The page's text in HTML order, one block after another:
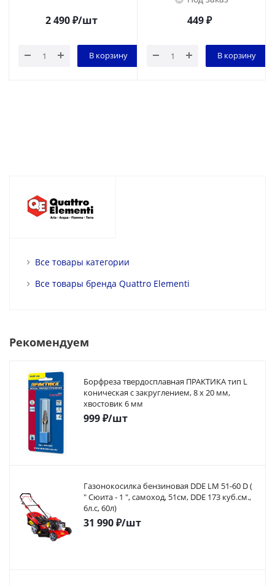
2 490₽/шт
В корзину
449₽
В корзину
Все товары категории
Все товары бренда Quattro Elementi
Рекомендуем
Борфреза твердосплавная ПРАКТИКА тип L
коническая с закруглением, 8 х 20 мм,
хвостовик 6 мм
999₽/шт
Газонокосилка бензиновая DDE LM 51-60 D (
" Сюита - 1 ", самоход, 51cм, DDE 173 куб.см.,
6л.с, 60л)
31 990₽/шт